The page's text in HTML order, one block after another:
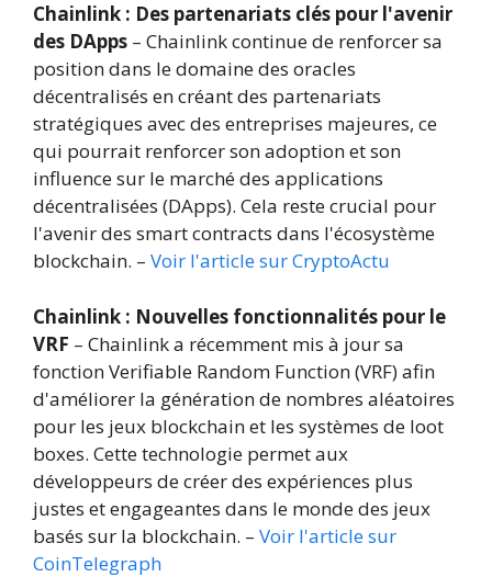
Chainlink : Des partenariats clés pour l'avenir
des DApps – Chainlink continue de renforcer sa
position dans le domaine des oracles
décentralisés en créant des partenariats
stratégiques avec des entreprises majeures, ce
qui pourrait renforcer son adoption et son
influence sur le marché des applications
décentralisées (DApps). Cela reste crucial pour
l'avenir des smart contracts dans l'écosystème
blockchain. – Voir l'article sur CryptoActu
Chainlink : Nouvelles fonctionnalités pour le
VRF – Chainlink a récemment mis à jour sa
fonction Verifiable Random Function (VRF) afin
d'améliorer la génération de nombres aléatoires
pour les jeux blockchain et les systèmes de loot
boxes. Cette technologie permet aux
développeurs de créer des expériences plus
justes et engageantes dans le monde des jeux
basés sur la blockchain. – Voir l'article sur
CoinTelegraph